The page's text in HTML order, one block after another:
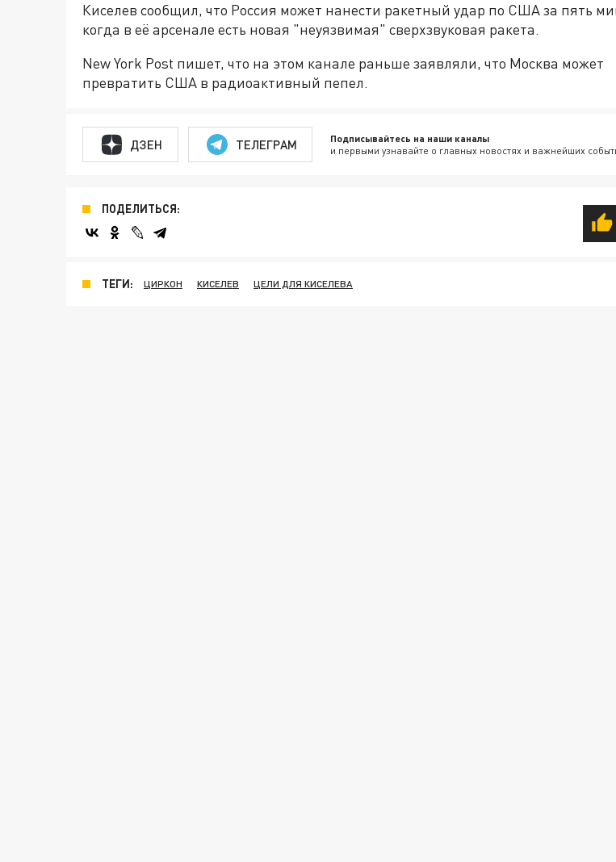
Киселев сообщил, что Россия может нанести ракетный удар по США за пять
когда в её арсенале есть новая "неуязвимая" сверхзвуковая ракета.
New York Post пишет, что на этом канале раньше заявляли, что Москва может
превратить США в радиоактивный пепел.
ДЗЕН ТЕЛЕГРАМ Подписывайтесь на наши каналы
и первыми узнавайте о главных новостях и важнейших
ПОДЕЛИТЬСЯ:
ТЕГИ: ЦИРКОН КИСЕЛЕВ ЦЕЛИ ДЛЯ КИСЕЛЕВА